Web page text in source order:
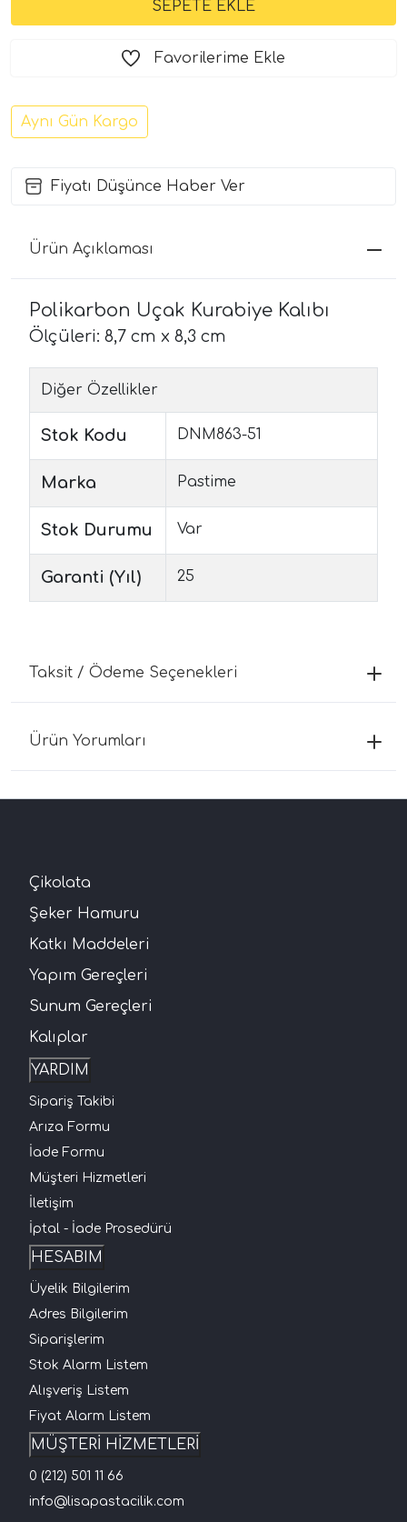
Favorilerime Ekle
Aynı Gün Kargo
Fiyatı Düşünce Haber Ver
Ürün Açıklaması
Polikarbon Uçak Kurabiye Kalıbı
Ölçüleri: 8,7 cm x 8,3 cm
Diğer Özellikler
Stok Kodu DNM863-51
Marka Pastime
Stok Durumu Var
Garanti (Yıl) 25
Taksit / Ödeme Seçenekleri
Ürün Yorumları
Çikolata
Şeker Hamuru
Katkı Maddeleri
Yapım Gereçleri
Sunum Gereçleri
Kalıplar
YARDIM
Sipariş Takibi
Arıza Formu
İade Formu
Müşteri Hizmetleri
İletişim
İptal - İade Prosedürü
HESABIM
Üyelik Bilgilerim
Adres Bilgilerim
Siparişlerim
Stok Alarm Listem
Alışveriş Listem
Fiyat Alarm Listem
MÜŞTERİ HİZMETLERİ
0 (212) 501 11 66
info@lisapastacilik.com